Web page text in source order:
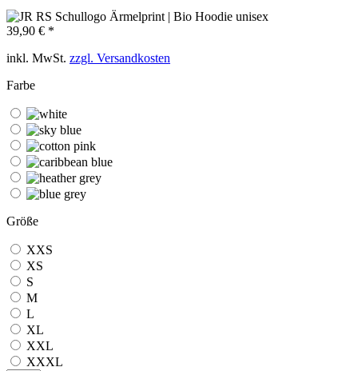
39,90 € *
inkl. MwSt. zzgl. Versandkosten
Farbe
Größe
XXS
XS
S
M
L
XL
XXL
XXXL